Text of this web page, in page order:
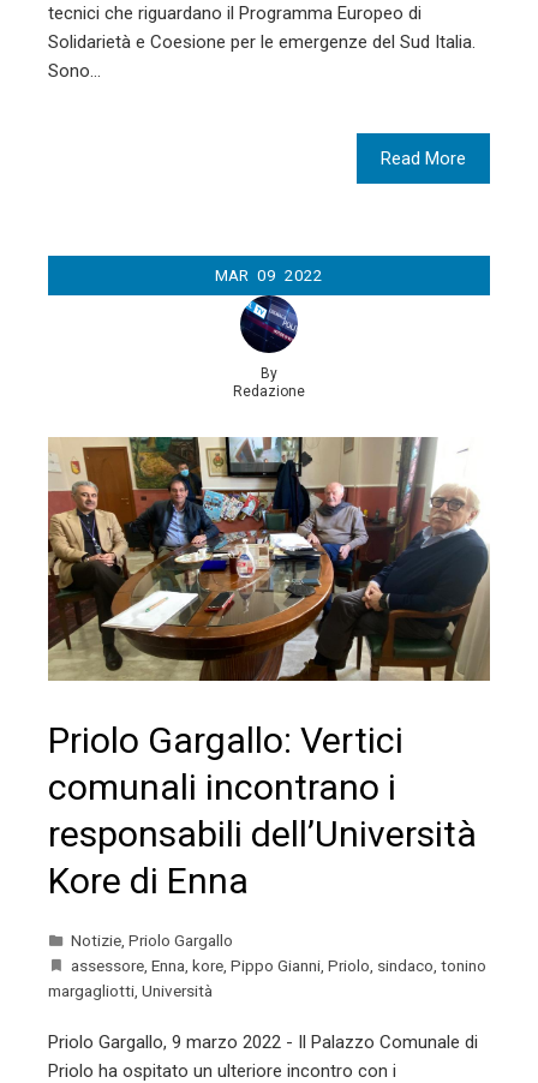
tecnici che riguardano il Programma Europeo di
Solidarietà e Coesione per le emergenze del Sud Italia.
Sono…
Read More
MAR 09 2022
By
Redazione
Priolo Gargallo: Vertici
comunali incontrano i
responsabili dell’Università
Kore di Enna
Notizie Priolo Gargallo
assessore Enna kore Pippo Gianni Priolo sindaco tonino
margagliotti Università
Priolo Gargallo, 9 marzo 2022 - Il Palazzo Comunale di
Priolo ha ospitato un ulteriore incontro con i